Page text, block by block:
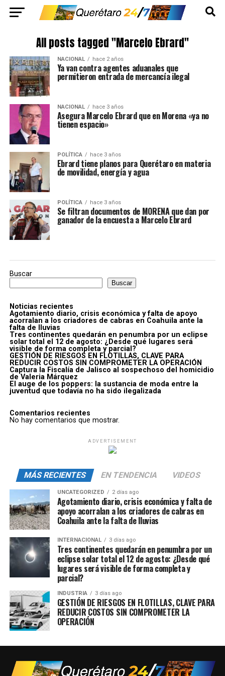
All posts tagged "Marcelo Ebrard"
NACIONAL hace 2 años
Ya van contra agentes aduanales que
permitieron entrada de mercancía ilegal
NACIONAL hace 3 años
Asegura Marcelo Ebrard que en Morena «ya no
tienen espacio»
POLÍTICA hace 3 años
Ebrard tiene planos para Querétaro en materia
de movilidad, energía y agua
POLÍTICA hace 3 años
Se filtran documentos de MORENA que dan por
ganador de la encuesta a Marcelo Ebrard
Buscar
Buscar
Noticias recientes
Agotamiento diario, crisis económica y falta de apoyo
acorralan a los criadores de cabras en Coahuila ante la
falta de lluvias
Tres continentes quedarán en penumbra por un eclipse
solar total el 12 de agosto: ¿Desde qué lugares será
visible de forma completa y parcial?
GESTIÓN DE RIESGOS EN FLOTILLAS, CLAVE PARA
REDUCIR COSTOS SIN COMPROMETER LA OPERACIÓN
Captura la Fiscalía de Jalisco al sospechoso del homicidio
de Valeria Márquez
El auge de los poppers: la sustancia de moda entre la
juventud que todavía no ha sido ilegalizada
Comentarios recientes
No hay comentarios que mostrar.
ADVERTISEMENT
MÁS RECIENTES EN TENDENCIA VIDEOS
UNCATEGORIZED 2 días ago
Agotamiento diario, crisis económica y falta de
apoyo acorralan a los criadores de cabras en
Coahuila ante la falta de lluvias
INTERNACIONAL 3 días ago
Tres continentes quedarán en penumbra por un
eclipse solar total el 12 de agosto: ¿Desde qué
lugares será visible de forma completa y
parcial?
INDUSTRIA 3 días ago
GESTIÓN DE RIESGOS EN FLOTILLAS, CLAVE PARA
REDUCIR COSTOS SIN COMPROMETER LA
OPERACIÓN